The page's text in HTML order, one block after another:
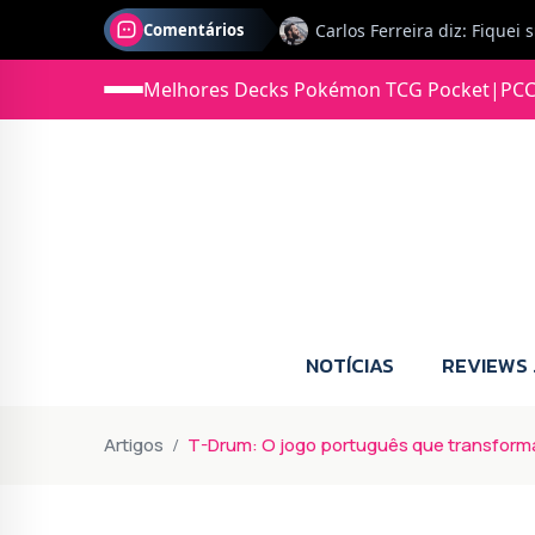
Comentários
Jonas diz: Estou
Melhores Decks Pokémon TCG Pocket|
NOTÍCIAS REVIEWS
Artigos T-Drum: O jogo português que